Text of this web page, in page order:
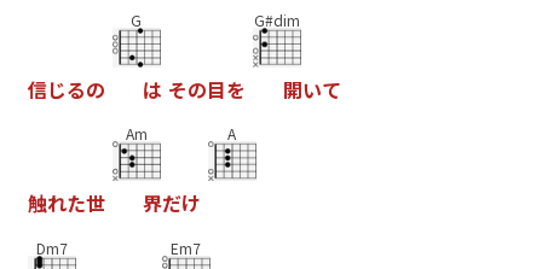
信じるの
G
は その目を
G#dim
開いて
触れた世
Am
界だけ
A
Dm7 Em7